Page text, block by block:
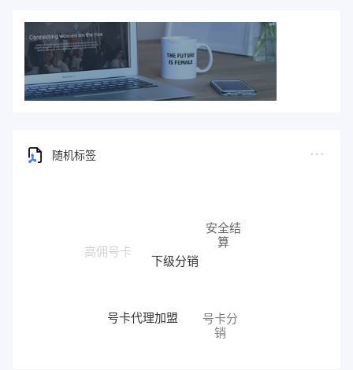
随机标签
安全结
算
高佣号卡
号卡代理加盟
号卡分
销